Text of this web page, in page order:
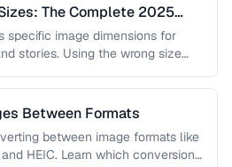
The Complete 2025
specific image dimensions for
stories. Using the wrong size
Between Formats
between image formats like
and HEIC. Learn which conversions